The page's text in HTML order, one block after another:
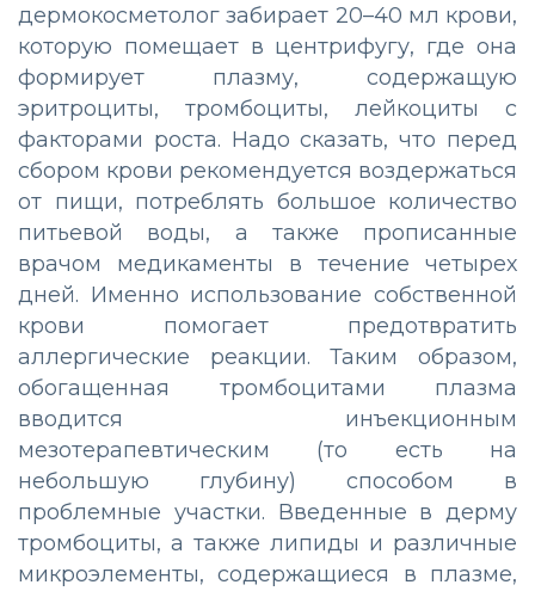
дермокосметолог забирает 20–40 мл крови,
которую помещает в центрифугу, где она
формирует плазму, содержащую
эритроциты, тромбоциты, лейкоциты с
факторами роста. Надо сказать, что перед
сбором крови рекомендуется воздержаться
от пищи, потреблять большое количество
питьевой воды, а также прописанные
врачом медикаменты в течение четырех
дней. Именно использование собственной
крови помогает предотвратить
аллергические реакции. Таким образом,
обогащенная тромбоцитами плазма
вводится инъекционным
мезотерапевтическим (то есть на
небольшую глубину) способом в
проблемные участки. Введенные в дерму
тромбоциты, а также липиды и различные
микроэлементы, содержащиеся в плазме,